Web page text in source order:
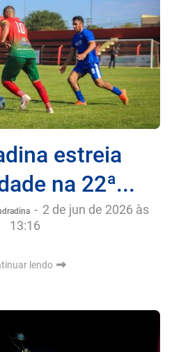
estreia
na 22ª...
- 2 de jun de 2026 às
13:16
lendo